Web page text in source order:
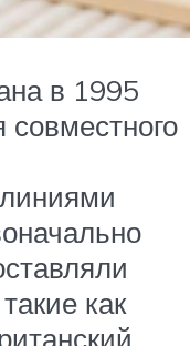
в 1995
совместного
как